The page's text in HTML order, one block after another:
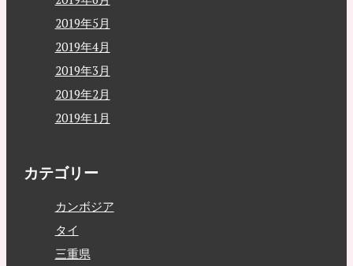
2019年5月
2019年4月
2019年3月
2019年2月
2019年1月
カテゴリー
カンボジア
タイ
三重県